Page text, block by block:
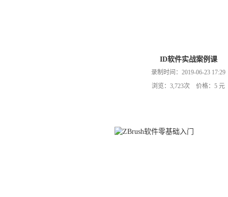
ID软件实战案例课
录制时间：2019-06-23 17:29
浏览：3,723次 价格：5 元